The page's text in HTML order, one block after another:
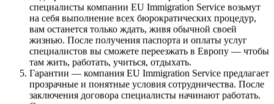
специалисты компании EU Immigration Service возьмут
на себя выполнение всех бюрократических процедур,
вам останется только ждать, живя обычной своей
жизнью. После получения паспорта и оплаты услуг
специалистов вы сможете переезжать в Европу — чтобы
там жить, работать, учиться, отдыхать.
Гарантии — компания EU Immigration Service предлагает
прозрачные и понятные условия сотрудничества. После
заключения договора специалисты начинают работать.